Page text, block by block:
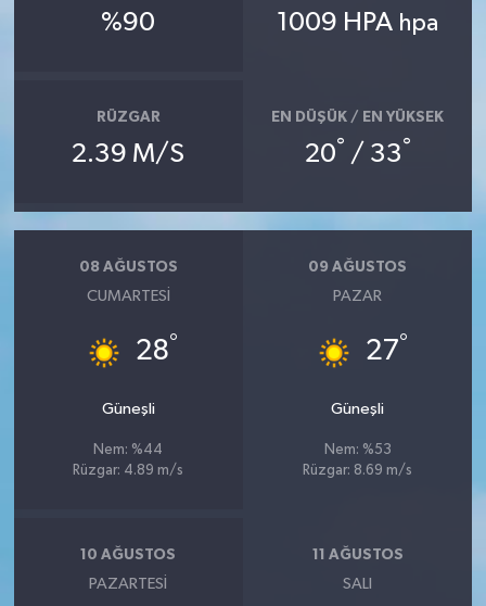
%90 1009 HPA hpa
RÜZGAR
2.39 M/S
EN DÜŞÜK / EN YÜKSEK
20° / 33°
08 AĞUSTOS
CUMARTESI
28°
Güneşli
Nem: %44
Rüzgar: 4.89 m/s
09 AĞUSTOS
PAZAR
27°
Güneşli
Nem: %53
Rüzgar: 8.69 m/s
10 AĞUSTOS
PAZARTESI
11 AĞUSTOS
SALI